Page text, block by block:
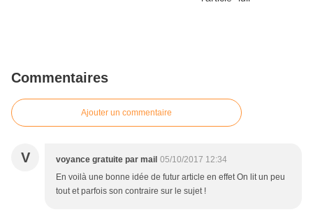
Commentaires
Ajouter un commentaire
V voyance gratuite par mail 05/10/2017 12:34
En voilà une bonne idée de futur article en effet On lit un peu
tout et parfois son contraire sur le sujet !